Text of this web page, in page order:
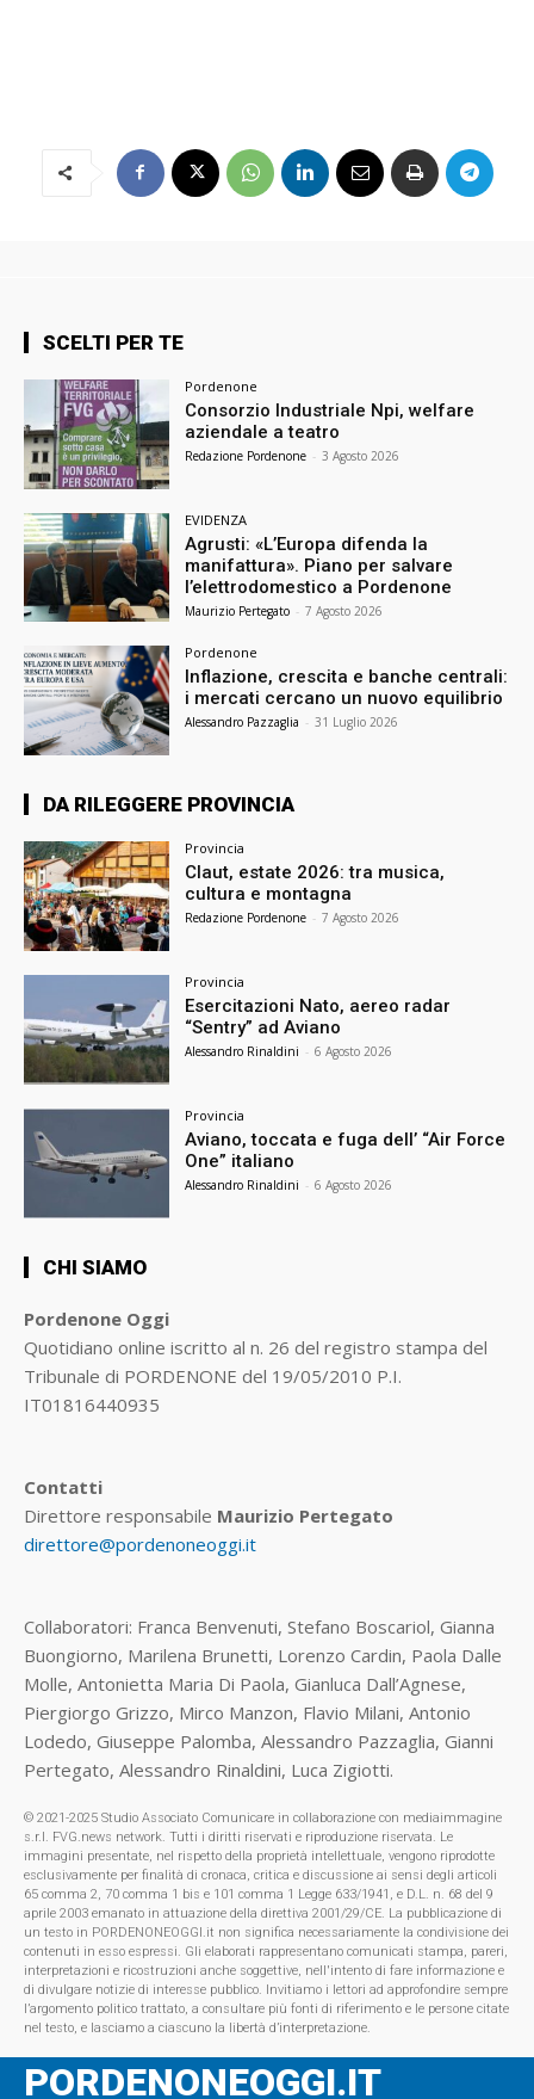
SCELTI PER TE
Pordenone
Consorzio Industriale Npi, welfare
aziendale a teatro
Redazione Pordenone - 3 Agosto 2026
EVIDENZA
Agrusti: «L’Europa difenda la
manifattura». Piano per salvare
l’elettrodomestico a Pordenone
Maurizio Pertegato - 7 Agosto 2026
Pordenone
Inflazione, crescita e banche centrali:
i mercati cercano un nuovo equilibrio
Alessandro Pazzaglia - 31 Luglio 2026
DA RILEGGERE PROVINCIA
Provincia
Claut, estate 2026: tra musica,
cultura e montagna
Redazione Pordenone - 7 Agosto 2026
Provincia
Esercitazioni Nato, aereo radar
“Sentry” ad Aviano
Alessandro Rinaldini - 6 Agosto 2026
Provincia
Aviano, toccata e fuga dell’ “Air Force
One” italiano
Alessandro Rinaldini - 6 Agosto 2026
CHI SIAMO
Pordenone Oggi
Quotidiano online iscritto al n. 26 del registro stampa del
Tribunale di PORDENONE del 19/05/2010 P.I.
IT01816440935
Contatti
Direttore responsabile Maurizio Pertegato
direttore@pordenoneoggi.it
Collaboratori: Franca Benvenuti, Stefano Boscariol, Gianna
Buongiorno, Marilena Brunetti, Lorenzo Cardin, Paola Dalle
Molle, Antonietta Maria Di Paola, Gianluca Dall’Agnese,
Piergiorgo Grizzo, Mirco Manzon, Flavio Milani, Antonio
Lodedo, Giuseppe Palomba, Alessandro Pazzaglia, Gianni
Pertegato, Alessandro Rinaldini, Luca Zigiotti.
© 2021-2025 Studio Associato Comunicare in collaborazione con mediaimmagine
s.r.l. FVG.news network. Tutti i diritti riservati e riproduzione riservata. Le
immagini presentate, nel rispetto della proprietà intellettuale, vengono riprodotte
esclusivamente per finalità di cronaca, critica e discussione ai sensi degli articoli
65 comma 2, 70 comma 1 bis e 101 comma 1 Legge 633/1941, e D.L. n. 68 del 9
aprile 2003 emanato in attuazione della direttiva 2001/29/CE. La pubblicazione di
un testo in PORDENONEOGGI.it non significa necessariamente la condivisione dei
contenuti in esso espressi. Gli elaborati rappresentano comunicati stampa, pareri,
interpretazioni e ricostruzioni anche soggettive, nell'intento di fare informazione e
di divulgare notizie di interesse pubblico. Invitiamo i lettori ad approfondire sempre
l’argomento politico trattato, a consultare più fonti di riferimento e le persone citate
nel testo, e lasciamo a ciascuno la libertà d’interpretazione.
PORDENONEOGGI.IT